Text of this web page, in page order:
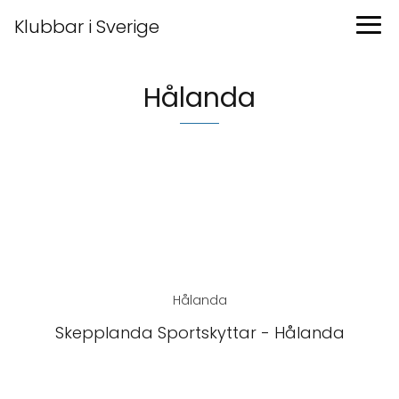
Klubbar i Sverige
Hålanda
Hålanda
Skepplanda Sportskyttar - Hålanda